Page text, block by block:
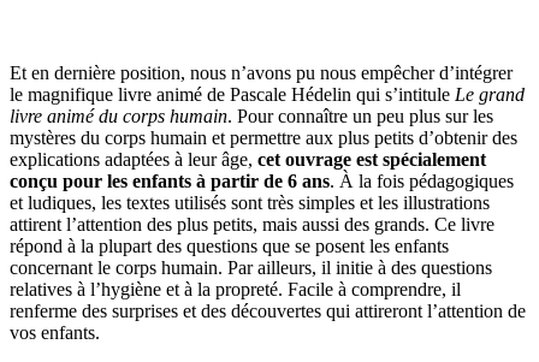
Et en dernière position, nous n’avons pu nous empêcher d’intégrer
le magnifique livre animé de Pascale Hédelin qui s’intitule Le grand
livre animé du corps humain. Pour connaître un peu plus sur les
mystères du corps humain et permettre aux plus petits d’obtenir des
explications adaptées à leur âge, cet ouvrage est spécialement
conçu pour les enfants à partir de 6 ans. À la fois pédagogiques
et ludiques, les textes utilisés sont très simples et les illustrations
attirent l’attention des plus petits, mais aussi des grands. Ce livre
répond à la plupart des questions que se posent les enfants
concernant le corps humain. Par ailleurs, il initie à des questions
relatives à l’hygiène et à la propreté. Facile à comprendre, il
renferme des surprises et des découvertes qui attireront l’attention de
vos enfants.